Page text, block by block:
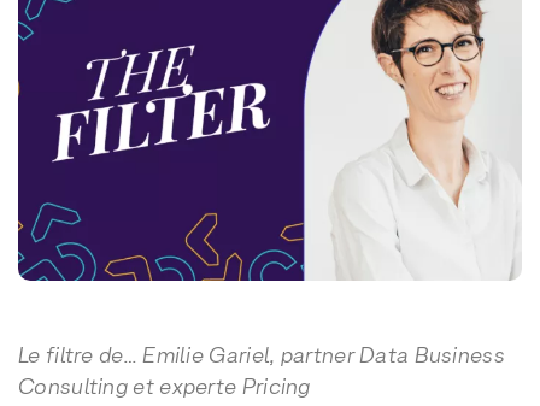
Le filtre de… Emilie Gariel, partner Data Business
Consulting et experte Pricing